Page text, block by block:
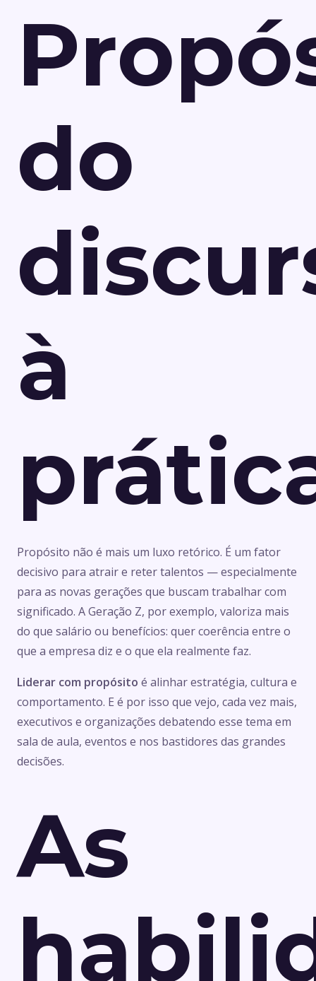
do
à
Propósito não é mais um luxo retórico. É um fator
decisivo para atrair e reter talentos — especialmente
para as novas gerações que buscam trabalhar com
significado. A Geração Z, por exemplo, valoriza mais
do que salário ou benefícios: quer coerência entre o
que a empresa diz e o que ela realmente faz.
Liderar com propósito é alinhar estratégia, cultura e
comportamento. E é por isso que vejo, cada vez mais,
executivos e organizações debatendo esse tema em
sala de aula, eventos e nos bastidores das grandes
decisões.
As